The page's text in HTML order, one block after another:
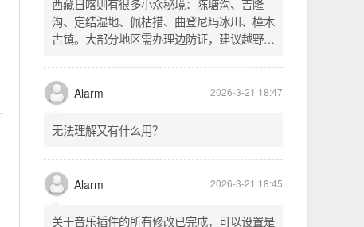
SSH 用 gost 做 HTTP+SOCKS 转换才能用
多 Agent。配置麻烦了点，设定好了后直接任
意 IP 进行 SSH 登录。畅用，值得纪念。
秘书长 2026-3-23 15:03
西藏日喀则有很多小众秘境：陈塘沟、吉隆
沟、定结湿地、佩枯措、曲登尼玛冰川、樟木
古镇。大部分地区需办理边防证，建议越野
经吉隆口岸前往加德满都，沿途风景绝美。
Alarm
无法理解又有什么用？